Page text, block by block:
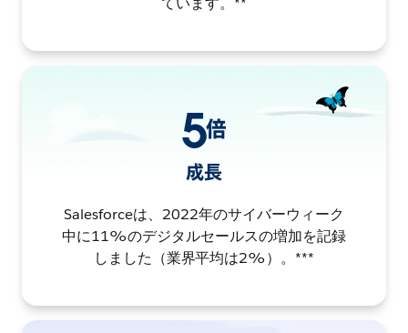
5倍
成長
Salesforceは、2022年のサイバーウィーク
中に11%のデジタルセールスの増加を記録
しました（業界平均は2%）。***